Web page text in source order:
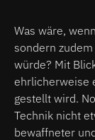
Was wäre,
sondern
würde? Mit
ehrlicherweise
gestellt wird.
Technik nicht
bewaffneter